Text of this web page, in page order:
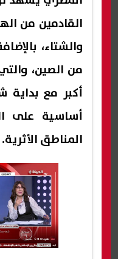
القادمين من
والشتاء،
من الصين،
أكبر مع بداية
أساسية على
المناطق الأثرية.